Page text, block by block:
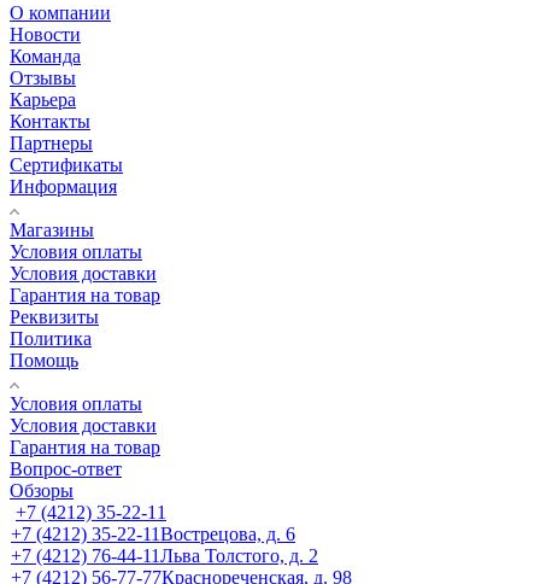
О компании
Новости
Команда
Отзывы
Карьера
Контакты
Партнеры
Сертификаты
Информация
Магазины
Условия оплаты
Условия доставки
Гарантия на товар
Реквизиты
Политика
Помощь
Условия оплаты
Условия доставки
Гарантия на товар
Вопрос-ответ
Обзоры
+7 (4212) 35-22-11
+7 (4212) 35-22-11Вострецова, д. 6
+7 (4212) 76-44-11Льва Толстого, д. 2
+7 (4212) 56-77-77Краснореченская, д. 98